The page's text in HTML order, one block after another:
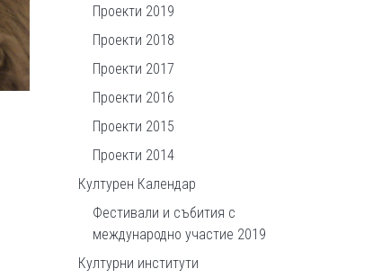
Проекти 2019
Проекти 2018
Проекти 2017
Проекти 2016
Проекти 2015
Проекти 2014
Културен Календар
Фестивали и събития с
международно участие 2019
Културни институти